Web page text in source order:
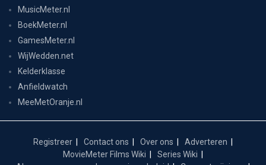
MusicMeter.nl
BoekMeter.nl
GamesMeter.nl
WijWedden.net
Kelderklasse
Anfieldwatch
MeeMetOranje.nl
Registreer Contact ons Over ons
Adverteren
MovieMeter Films Wiki
Series Wiki